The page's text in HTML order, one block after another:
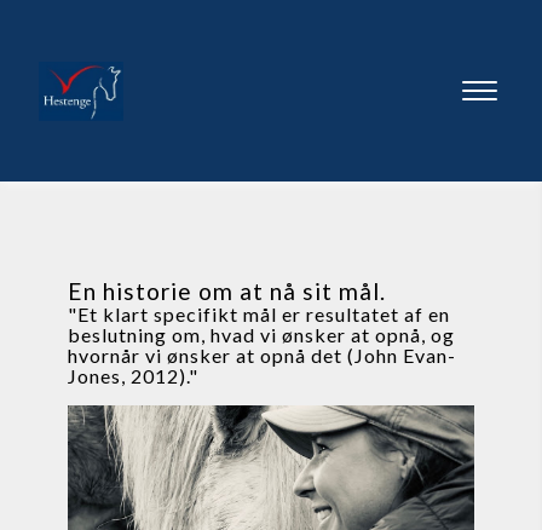
En historie om at nå sit mål.
"Et klart specifikt mål er resultatet af en
beslutning om, hvad vi ønsker at opnå, og
hvornår vi ønsker at opnå det (John Evan-
Jones, 2012)."